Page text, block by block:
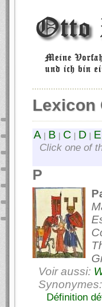
Lexicon
A B C D E
Click one of
P
Voir aussi:
Définition